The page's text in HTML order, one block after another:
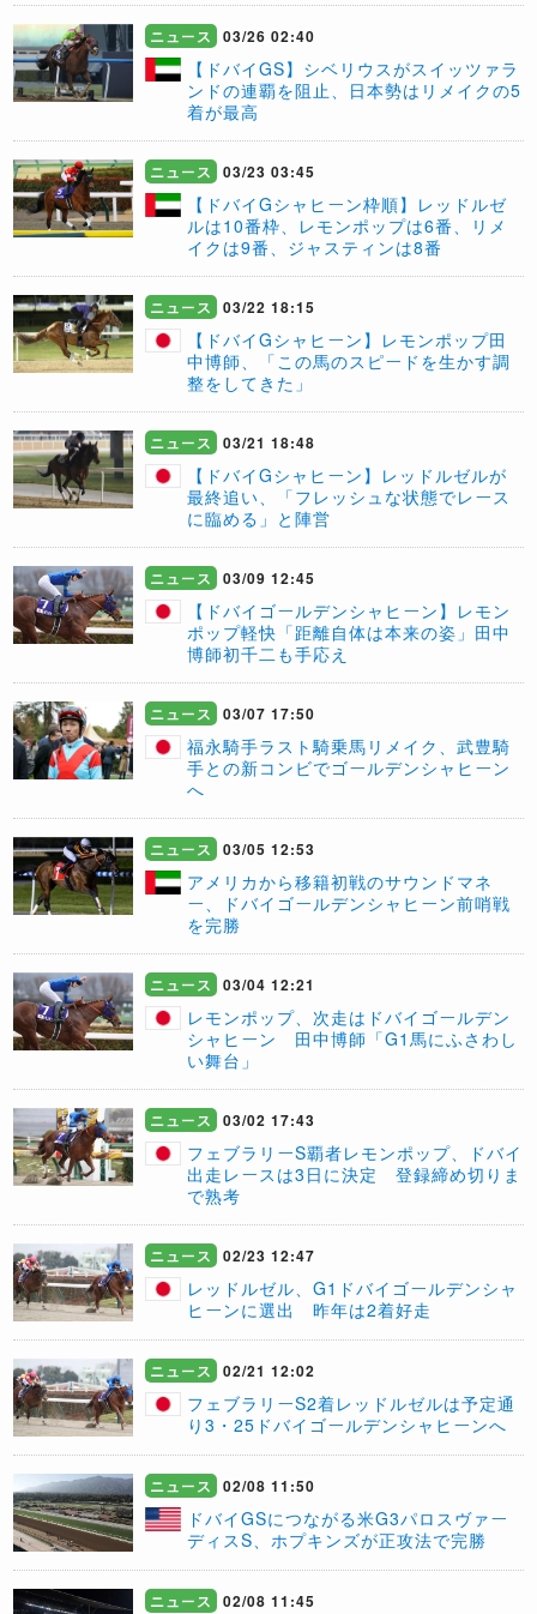
ニュース 03/26 02:40
【ドバイGS】シベリウスがスイッツァラ
ンドの連覇を阻止、日本勢はリメイクの5
着が最高
ニュース 03/23 03:45
【ドバイGシャヒーン枠順】レッドルゼ
ルは10番枠、レモンポップは6番、リメ
イクは9番、ジャスティンは8番
ニュース 03/22 18:15
【ドバイGシャヒーン】レモンポップ田
中博師、「この馬のスピードを生かす調
整をしてきた」
ニュース 03/21 18:48
【ドバイGシャヒーン】レッドルゼルが
最終追い、「フレッシュな状態でレース
に臨める」と陣営
ニュース 03/09 12:45
【ドバイゴールデンシャヒーン】レモン
ポップ軽快「距離自体は本来の姿」田中
博師初千二も手応え
ニュース 03/07 17:50
福永騎手ラスト騎乗馬リメイク、武豊騎
手との新コンビでゴールデンシャヒーン
へ
ニュース 03/05 12:53
アメリカから移籍初戦のサウンドマネ
ー、ドバイゴールデンシャヒーン前哨戦
を完勝
ニュース 03/04 12:21
レモンポップ、次走はドバイゴールデン
シャヒーン 田中博師「G1馬にふさわし
い舞台」
ニュース 03/02 17:43
フェブラリーS覇者レモンポップ、ドバイ
出走レースは3日に決定 登録締め切りま
で熟考
ニュース 02/23 12:47
レッドルゼル、G1ドバイゴールデンシャ
ヒーンに選出 昨年は2着好走
ニュース 02/21 12:02
フェブラリーS2着レッドルゼルは予定通
り3・25ドバイゴールデンシャヒーンへ
ニュース 02/08 11:50
ドバイGSにつながる米G3パロスヴァー
ディスS、ホプキンズが正攻法で完勝
ニュース 02/08 11:45